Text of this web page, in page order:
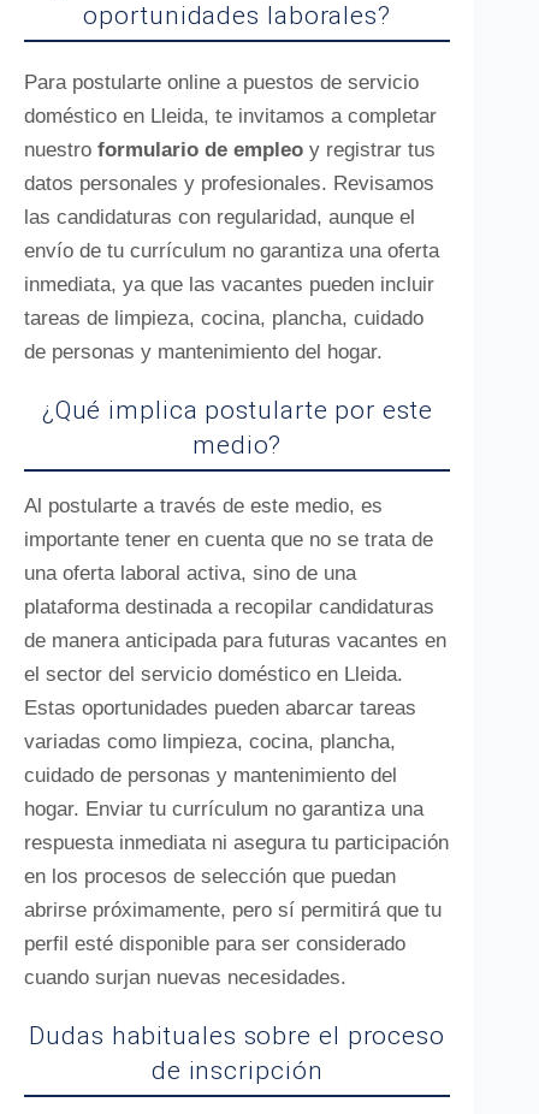
oportunidades laborales?
Para postularte online a puestos de servicio
doméstico en Lleida, te invitamos a completar
nuestro formulario de empleo y registrar tus
datos personales y profesionales. Revisamos
las candidaturas con regularidad, aunque el
envío de tu currículum no garantiza una oferta
inmediata, ya que las vacantes pueden incluir
tareas de limpieza, cocina, plancha, cuidado
de personas y mantenimiento del hogar.
¿Qué implica postularte por este
medio?
Al postularte a través de este medio, es
importante tener en cuenta que no se trata de
una oferta laboral activa, sino de una
plataforma destinada a recopilar candidaturas
de manera anticipada para futuras vacantes en
el sector del servicio doméstico en Lleida.
Estas oportunidades pueden abarcar tareas
variadas como limpieza, cocina, plancha,
cuidado de personas y mantenimiento del
hogar. Enviar tu currículum no garantiza una
respuesta inmediata ni asegura tu participación
en los procesos de selección que puedan
abrirse próximamente, pero sí permitirá que tu
perfil esté disponible para ser considerado
cuando surjan nuevas necesidades.
Dudas habituales sobre el proceso
de inscripción